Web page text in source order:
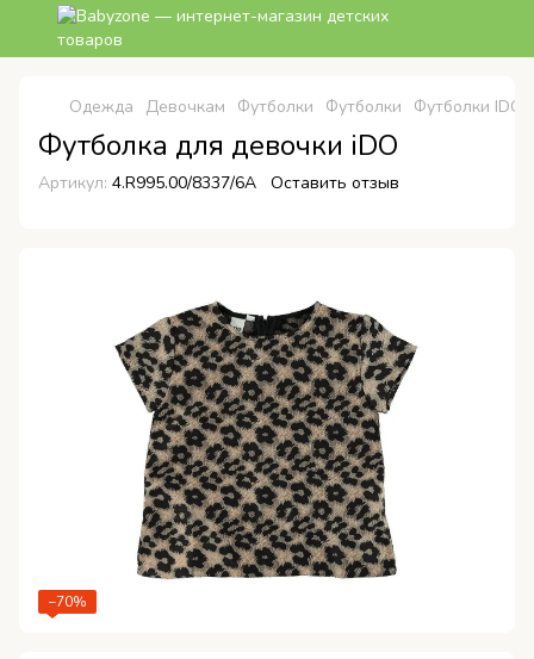
Одежда Девочкам Футболки Футболки Футболки IDO
Футболка для девочки iDO
Артикул: 4.R995.00/8337/6A Оставить отзыв
−70%